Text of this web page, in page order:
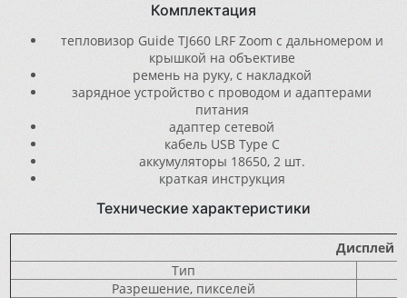
Комплектация
тепловизор Guide TJ660 LRF Zoom с дальномером и
крышкой на объективе
ремень на руку, с накладкой
зарядное устройство с проводом и адаптерами
питания
адаптер сетевой
кабель USB Type C
аккумуляторы 18650, 2 шт.
краткая инструкция
Технические характеристики
Дисплей
Тип
Разрешение, пикселей